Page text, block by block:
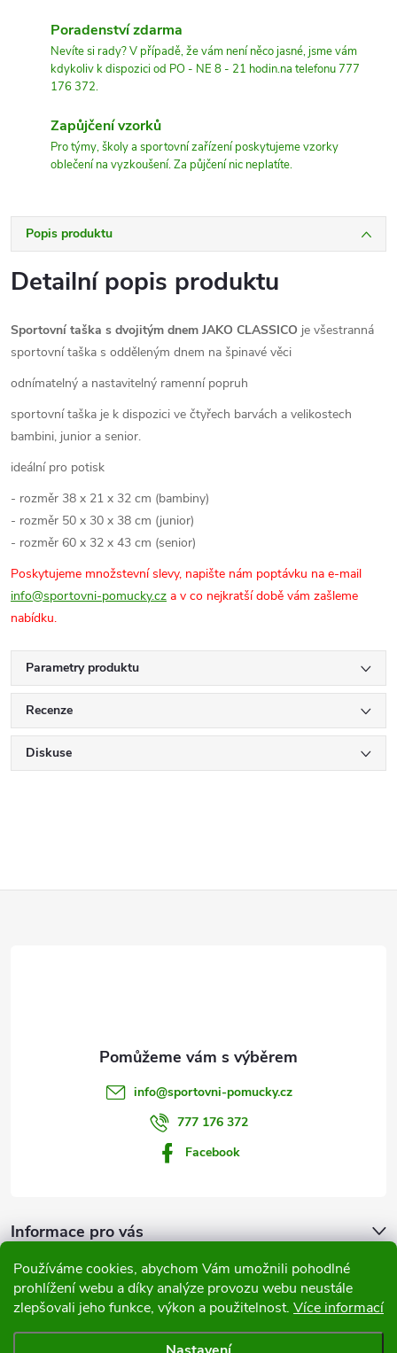
Používáme cookies, abychom Vám umožnili pohodlné
prohlížení webu a díky analýze provozu webu neustále
zlepšovali jeho funkce, výkon a použitelnost. Více informací
Poradenství zdarma
Nevíte si rady? V případě, že vám není něco jasné, jsme vám
kdykoliv k dispozici od PO - NE 8 - 21 hodin.na telefonu 777
176 372.
Zapůjčení vzorků
Pro týmy, školy a sportovní zařízení poskytujeme vzorky
oblečení na vyzkoušení. Za půjčení nic neplatíte.
Popis produktu
Detailní popis produktu
Sportovní taška s dvojitým dnem JAKO CLASSICO je všestranná
sportovní taška s odděleným dnem na špinavé věci
odnímatelný a nastavitelný ramenní popruh
sportovní taška je k dispozici ve čtyřech barvách a velikostech
bambini, junior a senior.
ideální pro potisk
- rozměr 38 x 21 x 32 cm (bambiny)
- rozměr 50 x 30 x 38 cm (junior)
- rozměr 60 x 32 x 43 cm (senior)
Poskytujeme množstevní slevy, napište nám poptávku na e-mail
info@sportovni-pomucky.cz a v co nejkratší době vám zašleme
nabídku.
Parametry produktu
Recenze
Diskuse
info@sportovni-pomucky.cz
777 176 372
Facebook
Informace pro vás
Přijímáme online platby